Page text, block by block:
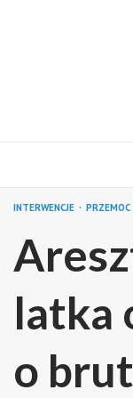
INTERWENCJE
latka
o